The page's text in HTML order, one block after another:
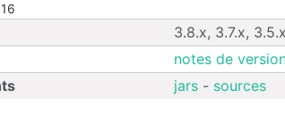
3.8.x, 3.7.x,
notes de
jars - sources